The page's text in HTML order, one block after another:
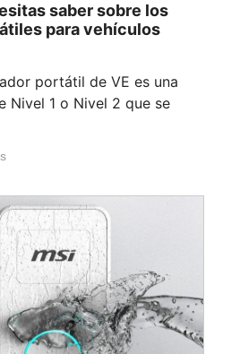
saber sobre los
para vehículos
Nivel 1 o Nivel 2 que se